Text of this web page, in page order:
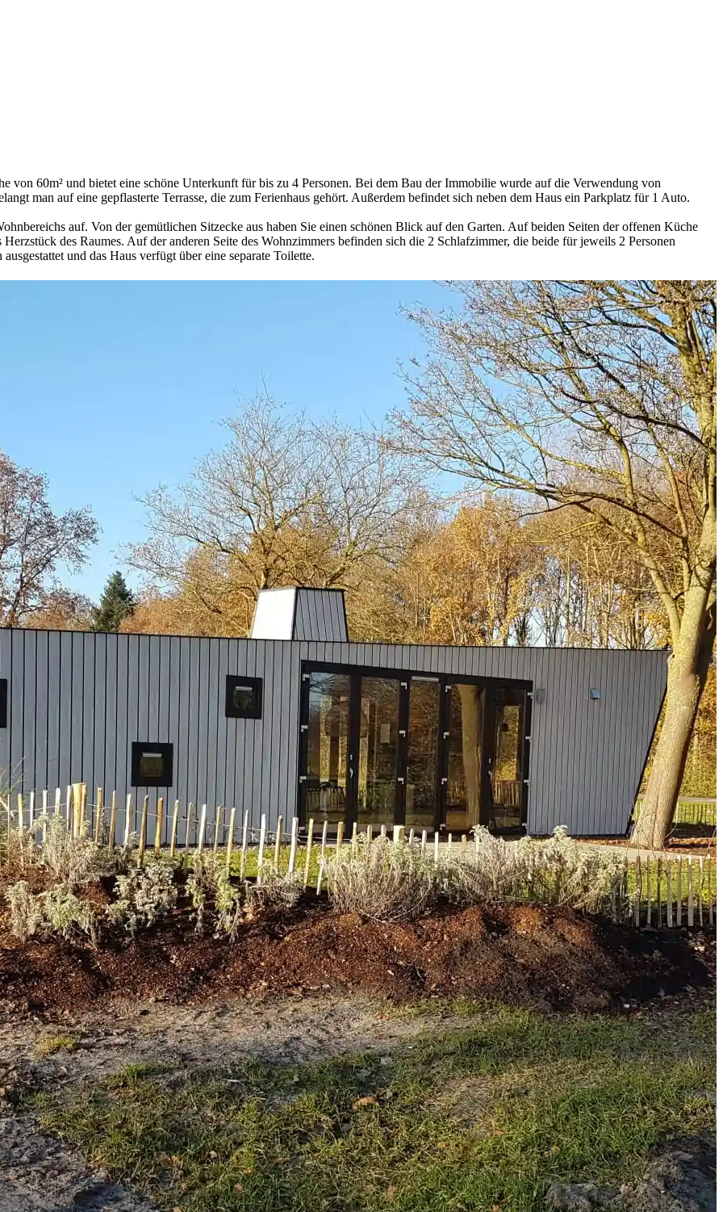
von 60m² und bietet eine schöne Unterkunft für bis zu 4 Personen. Bei dem Bau der Immobilie wurde auf die Verwendung von
man auf eine gepflasterte Terrasse, die zum Ferienhaus gehört. Außerdem befindet sich neben dem Haus ein Parkplatz für 1 Auto.
auf. Von der gemütlichen Sitzecke aus haben Sie einen schönen Blick auf den Garten. Auf beiden Seiten der offenen Küche
des Raumes. Auf der anderen Seite des Wohnzimmers befinden sich die 2 Schlafzimmer, die beide für jeweils 2 Personen
und das Haus verfügt über eine separate Toilette.